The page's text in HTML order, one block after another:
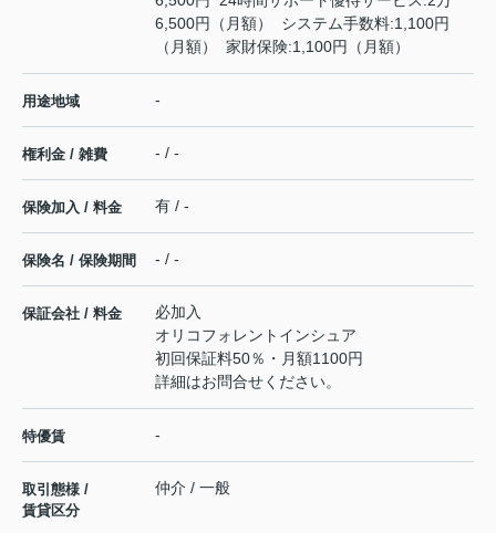
6,500円（月額） システム手数料:1,100円
（月額） 家財保険:1,100円（月額）
用途地域 -
権利金 / 雑費 - / -
保険加入 / 料金 有 / -
保険名 / 保険期間 - / -
保証会社 / 料金
必加入
オリコフォレントインシュア
初回保証料50％・月額1100円
詳細はお問合せください。
特優賃 -
取引態様 /
賃貸区分
仲介 / 一般